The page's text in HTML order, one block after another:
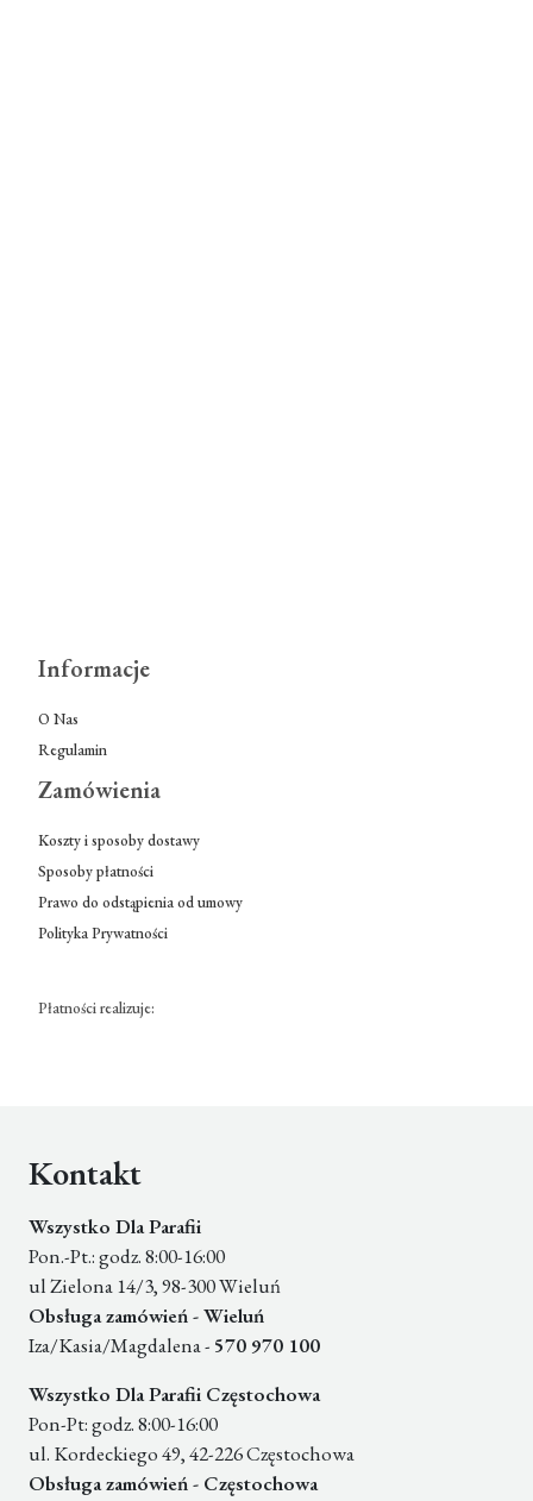
Informacje
O Nas
Regulamin
Zamówienia
Koszty i sposoby dostawy
Sposoby płatności
Prawo do odstąpienia od umowy
Polityka Prywatności
Płatności realizuje:
Kontakt
Wszystko Dla Parafii
Pon.-Pt.: godz. 8:00-16:00
ul Zielona 14/3, 98-300 Wieluń
Obsługa zamówień - Wieluń
Iza/Kasia/Magdalena - 570 970 100
Wszystko Dla Parafii Częstochowa
Pon-Pt: godz. 8:00-16:00
ul. Kordeckiego 49, 42-226 Częstochowa
Obsługa zamówień - Częstochowa